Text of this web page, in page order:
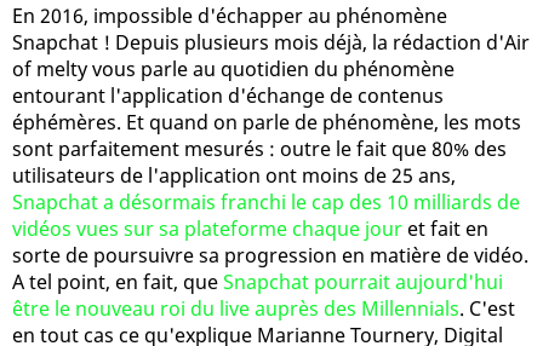
En 2016, impossible d'échapper au phénomène
Snapchat ! Depuis plusieurs mois déjà, la rédaction d'Air
of melty vous parle au quotidien du phénomène
entourant l'application d'échange de contenus
éphémères. Et quand on parle de phénomène, les mots
sont parfaitement mesurés : outre le fait que 80% des
utilisateurs de l'application ont moins de 25 ans,
Snapchat a désormais franchi le cap des 10 milliards de
vidéos vues sur sa plateforme chaque jour et fait en
sorte de poursuivre sa progression en matière de vidéo.
A tel point, en fait, queSnapchat pourrait aujourd'hui
être le nouveau roi du live auprès des Millennials. C'est
en tout cas ce qu'explique Marianne Tournery, Digital